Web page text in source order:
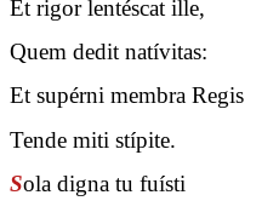
Et rigor lentéscat ille,
Quem dedit natívitas:
Et supérni membra Regis
Tende miti stípite.
Sola digna tu fuísti